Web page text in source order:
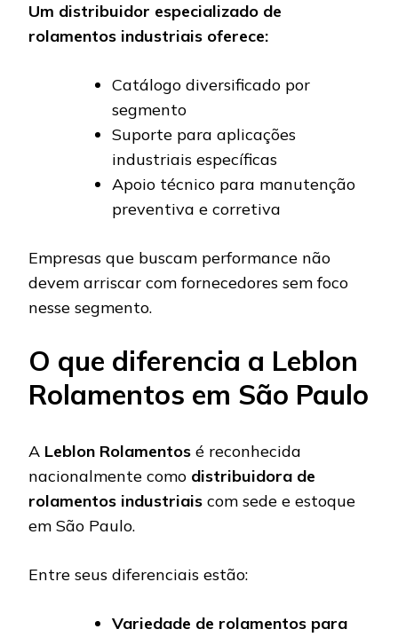
Um distribuidor especializado de
rolamentos industriais oferece:
Catálogo diversificado por
segmento
Suporte para aplicações
industriais específicas
Apoio técnico para manutenção
preventiva e corretiva
Empresas que buscam performance não
devem arriscar com fornecedores sem foco
nesse segmento.
O que diferencia a Leblon
Rolamentos em São Paulo
A Leblon Rolamentos é reconhecida
nacionalmente como distribuidora de
rolamentos industriais com sede e estoque
em São Paulo.
Entre seus diferenciais estão:
Variedade de rolamentos para